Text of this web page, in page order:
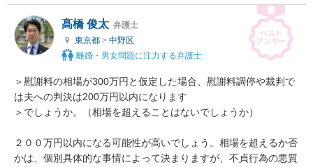
髙橋 俊太 弁護士
東京都 > 中野区
離婚・男女問題に注力する弁護士
＞慰謝料の相場が300万円と仮定した場合、慰謝料調停や裁判で
は夫への判決は200万円以内になります
＞でしょうか。（相場を超えることはないでしょうか）
２００万円以内になる可能性が高いでしょう。相場を超えるか否
かは、個別具体的な事情によって決まりますが、不貞行為の悪質